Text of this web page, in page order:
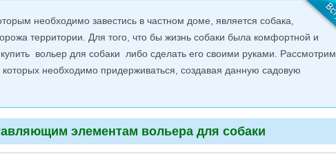
необходимо завестись в частном доме, является собака,
территории. Для того, что бы жизнь собаки была комфортной и
вольер для собаки либо сделать его своими руками. Рассмотрим
необходимо придерживаться, создавая данную садовую
элементам вольера для собаки